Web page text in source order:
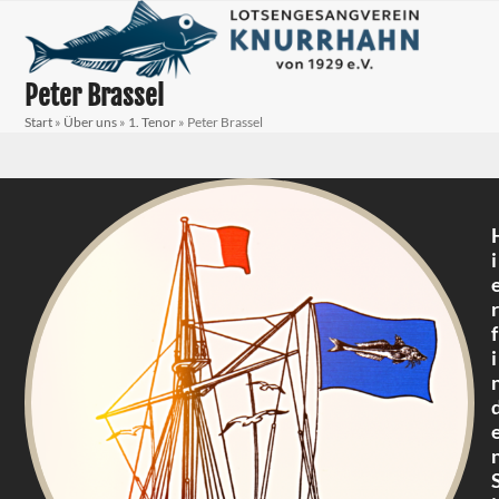
contentmobile
menu
mobile
menu
Peter Brassel
Start » Über uns » 1. Tenor » Peter Brassel
i
r
f
i